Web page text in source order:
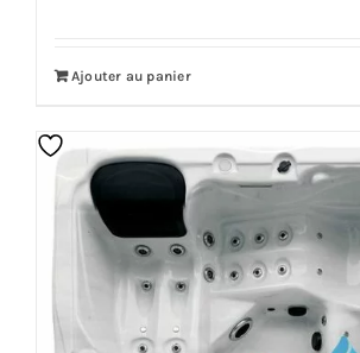
15,299.00€.
Ajouter au panier
Offre!